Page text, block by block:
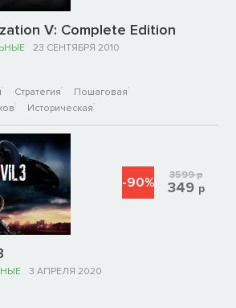
V: Complete Edition
23 СЕНТЯБРЯ 2010
Стратегия
Пошаговая
Историческая
3 АПРЕЛЯ 2020
-90% 3599р
349 р